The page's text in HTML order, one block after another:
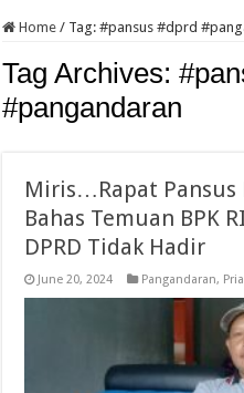
Home / Tag:#pansus #dprd
Tag Archives:
#pangandaran
Miris…Rapat Pansus
Bahas Temuan BPK
DPRD Tidak Hadir
June 20, 2024 Pangandaran,